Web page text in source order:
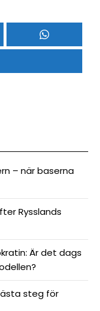
– när baserna
Rysslands
Är det dags
steg för